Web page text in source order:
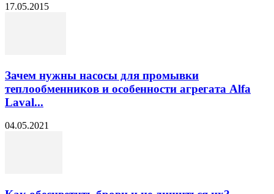
17.05.2015
Зачем нужны насосы для промывки
теплообменников и особенности агрегата Alfa
Laval...
04.05.2021